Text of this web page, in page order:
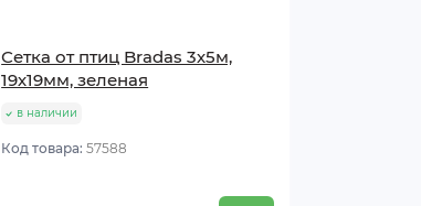
Сетка от птиц Bradas 3х5м,
19х19мм, зеленая
в наличии
Код товара:57588